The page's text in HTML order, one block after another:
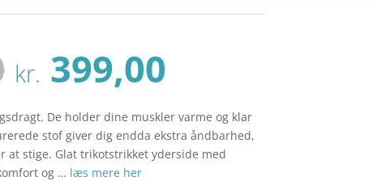
Den
oprindelige
pris
var:
kr. 529,00.
kr. 399,00
pris
er:
kr. 399,00.
De holder dine muskler varme og klar
stof giver dig endda ekstra åndbarhed,
at stige. Glat trikotstrikket yderside med
og … læs mere her